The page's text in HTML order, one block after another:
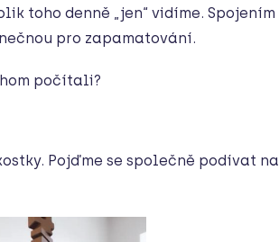
toho denně „jen“ vidíme. Spojením
pro zapamatování.
počítali?
Pojďme se společně podívat na